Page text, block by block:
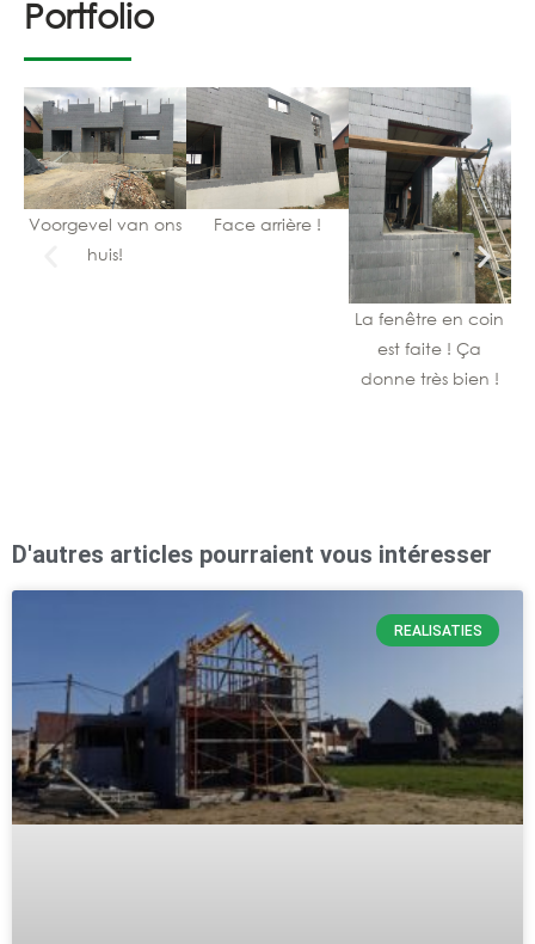
Portfolio
Voorgevel van ons
huis!
Face arrière !
La fenêtre en coin
est faite ! Ça
donne très bien !
D'autres articles pourraient vous intéresser
REALISATIES